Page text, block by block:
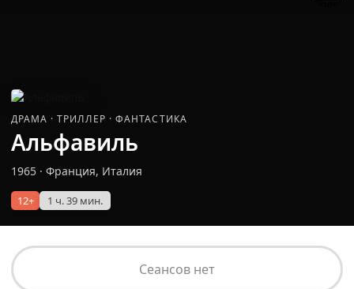
ДРАМА · ТРИЛЛЕР · ФАНТАСТИКА
Альфавиль
1965 · Франция, Италия
12+ 1 ч. 39 мин.
Сеансов нет